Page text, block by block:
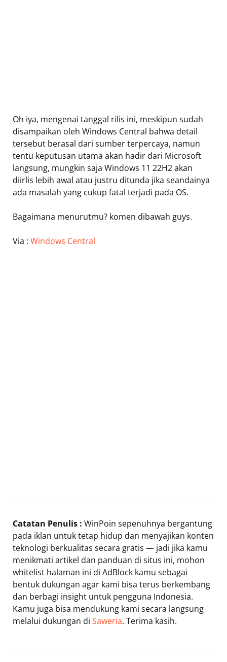
Oh iya, mengenai tanggal rilis ini, meskipun sudah
disampaikan oleh Windows Central bahwa detail
tersebut berasal dari sumber terpercaya, namun
tentu keputusan utama akan hadir dari Microsoft
langsung, mungkin saja Windows 11 22H2 akan
diirlis lebih awal atau justru ditunda jika seandainya
ada masalah yang cukup fatal terjadi pada OS.
Bagaimana menurutmu? komen dibawah guys.
Via : Windows Central
Catatan Penulis : WinPoin sepenuhnya bergantung
pada iklan untuk tetap hidup dan menyajikan konten
teknologi berkualitas secara gratis — jadi jika kamu
menikmati artikel dan panduan di situs ini, mohon
whitelist halaman ini di AdBlock kamu sebagai
bentuk dukungan agar kami bisa terus berkembang
dan berbagi insight untuk pengguna Indonesia.
Kamu juga bisa mendukung kami secara langsung
melalui dukungan di Saweria. Terima kasih.